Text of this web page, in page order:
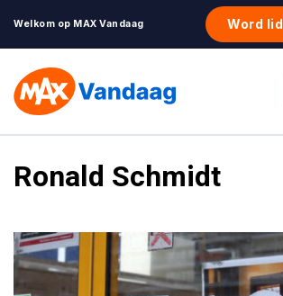
Welkom op MAX Vandaag Word lid
Ronald Schmidt